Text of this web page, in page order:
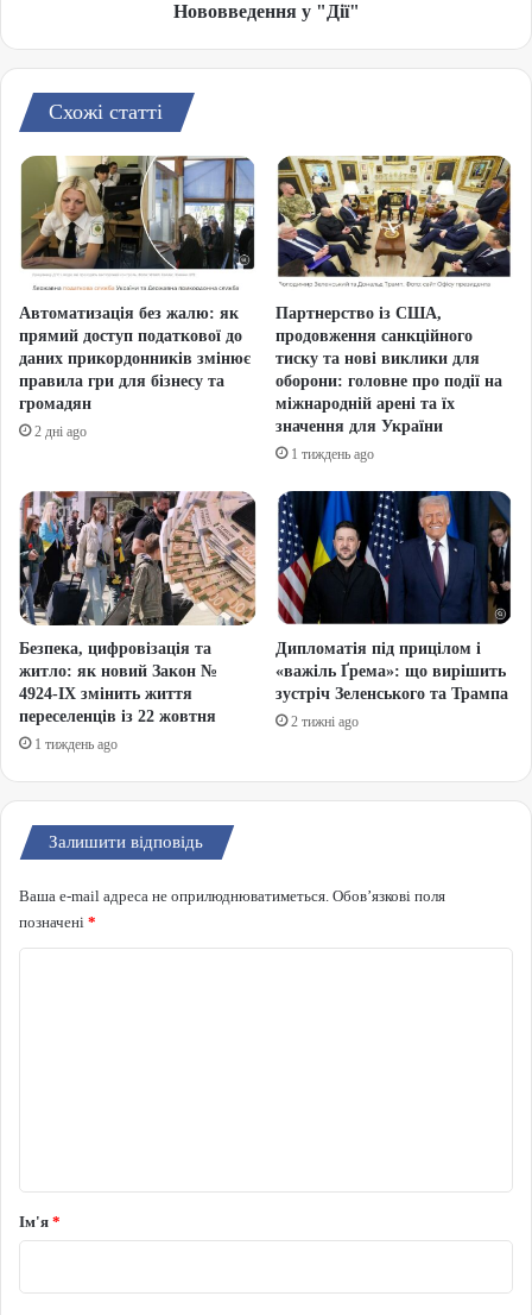
Нововведення у "Дії"
Схожі статті
Автоматизація без жалю: як
прямий доступ податкової до
даних прикордонників змінює
правила гри для бізнесу та
громадян
2 дні ago
Партнерство із США,
продовження санкційного
тиску та нові виклики для
оборони: головне про події на
міжнародній арені та їх
значення для України
1 тиждень ago
Безпека, цифровізація та
житло: як новий Закон №
4924-IX змінить життя
переселенців із 22 жовтня
1 тиждень ago
Дипломатія під прицілом і
«важіль Ґрема»: що вирішить
зустріч Зеленського та Трампа
2 тижні ago
Залишити відповідь
Ваша e-mail адреса не оприлюднюватиметься. Обов’язкові поля
позначені *
Ім'я *